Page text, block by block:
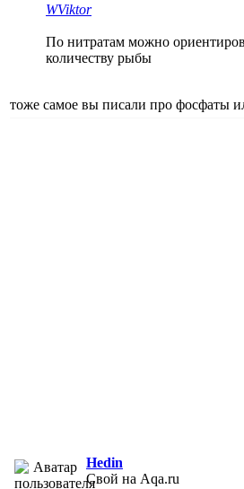
WViktor
По нитратам можно
количеству рыбы
тоже самое вы писали про фосфаты
Hedin
Свой на Aqa.ru